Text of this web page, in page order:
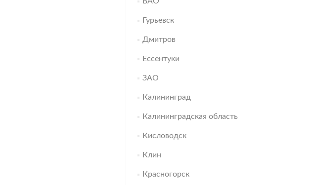
Гурьевск
Дмитров
Ессентуки
ЗАО
Калининград
Калининградская область
Кисловодск
Клин
Красногорск